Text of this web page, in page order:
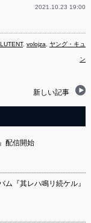
2021.10.23 19:00
,volojza,ヤング・キュ
ン
新しい記事
配信開始
『其レハ鳴リ続ケル』